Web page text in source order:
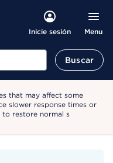
Inicie sesión Menu
Buscar
that may affect some
slower response times or
restore normal s